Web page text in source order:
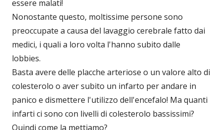
essere malati!
Nonostante questo, moltissime persone sono
preoccupate a causa del lavaggio cerebrale fatto dai
medici, i quali a loro volta l'hanno subito dalle
lobbies.
Basta avere delle placche arteriose o un valore alto di
colesterolo o aver subito un infarto per andare in
panico e dismettere l'utilizzo dell'encefalo! Ma quanti
infarti ci sono con livelli di colesterolo bassissimi?
Quindi come la mettiamo?